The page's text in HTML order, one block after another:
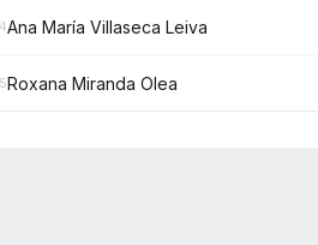
Ana María Villaseca Leiva
Roxana Miranda Olea